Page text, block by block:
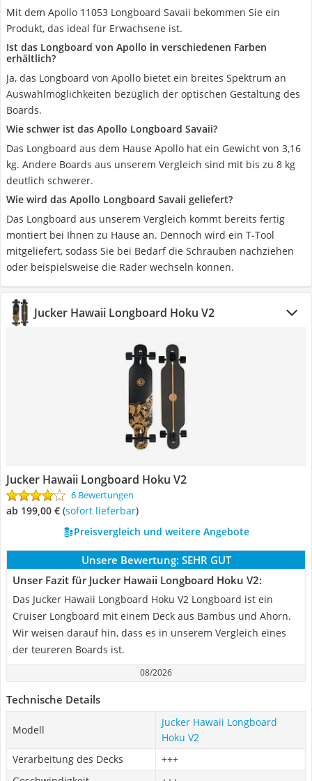
Mit dem Apollo 11053 Longboard Savaii bekommen Sie ein
Produkt, das ideal für Erwachsene ist.
Ist das Longboard von Apollo in verschiedenen Farben
erhältlich?
Ja, das Longboard von Apollo bietet ein breites Spektrum an
Auswahlmöglichkeiten bezüglich der optischen Gestaltung des
Boards.
Wie schwer ist das Apollo Longboard Savaii?
Das Longboard aus dem Hause Apollo hat ein Gewicht von 3,16
kg. Andere Boards aus unserem Vergleich sind mit bis zu 8 kg
deutlich schwerer.
Wie wird das Apollo Longboard Savaii geliefert?
Das Longboard aus unserem Vergleich kommt bereits fertig
montiert bei Ihnen zu Hause an. Dennoch wird ein T-Tool
mitgeliefert, sodass Sie bei Bedarf die Schrauben nachziehen
oder beispielsweise die Räder wechseln können.
Jucker Hawaii Longboard Hoku V2
Jucker Hawaii Longboard Hoku V2
6 Bewertungen
ab 199,00 € ( Sofort lieferbar)
Preisvergleich und weitere Angebote
Unsere Bewertung: SEHR GUT
Unser Fazit für Jucker Hawaii Longboard Hoku V2:
Das Jucker Hawaii Longboard Hoku V2 Longboard ist ein
Cruiser Longboard mit einem Deck aus Bambus und Ahorn.
Wir weisen darauf hin, dass es in unserem Vergleich eines
der teureren Boards ist.
08/2026
Technische Details
Modell
Jucker Hawaii Longboard
Hoku V2
Verarbeitung des Decks
+++